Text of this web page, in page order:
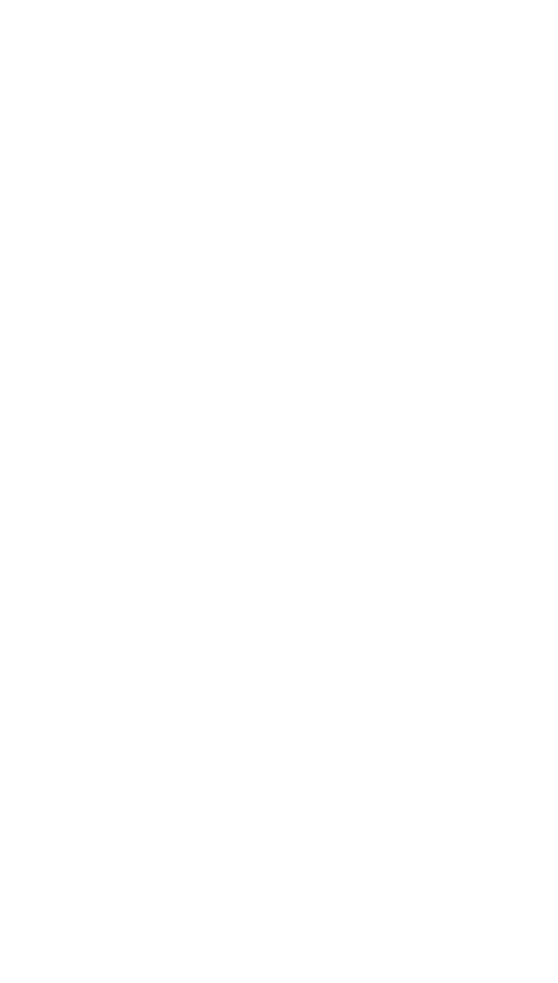
l’emblema massimo di questo successo, l’accessorio
cerimonia ufficiale in aula magna fino ai
la nappa pendente laterale aggiunge quel movimento
fastidiosi durante i momenti più emozionanti.